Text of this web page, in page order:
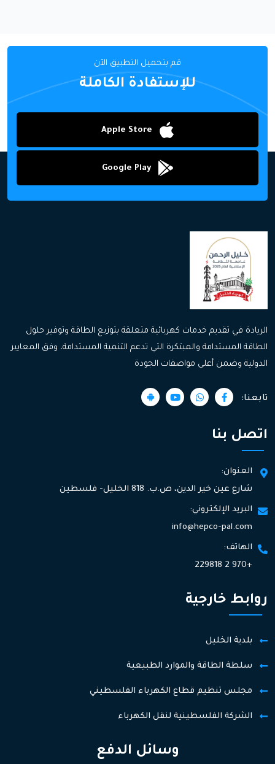
قم بتحميل التطبيق الآن
للإستفادة الكاملة
Apple Store
Google Play
الريادة في تقديم خدمات كهربائية متعلقة بتوزيع الطاقة وتوفير حلول
الطاقة المستدامة والمبتكرة التي تدعم التنمية المستدامة، وفق المعايير
الدولية وضمن أعلى مواصفات الجودة
تابعنا:
اتصل بنا
العنوان:
شارع عين خير الدين، ص.ب. 818 الخليل- فلسطين
البريد الإلكتروني:
info@hepco-pal.com
الهاتف:
+970 2 229818
روابط خارجية
بلدية الخليل
سلطة الطاقة والموارد الطبيعية
مجلس تنظيم قطاع الكهرباء الفلسطيني
الشركة الفلسطينية لنقل الكهرباء
وسائل الدفع